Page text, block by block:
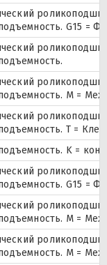
G15 =
М =
T =
K =
G15 =
М =
М =